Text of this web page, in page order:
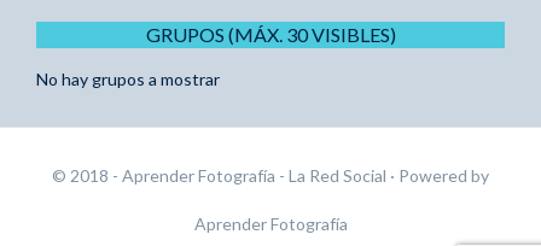
GRUPOS (MÁX. 30 VISIBLES)
No hay grupos a mostrar
© 2018 - Aprender Fotografía - La Red Social · Powered by
Aprender Fotografía